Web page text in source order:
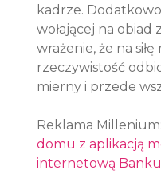
kadrze.
wołającej na obiad
wrażenie, że na
rzeczywistość
mierny i przede
Reklama Millenium:
domu z aplikacją
internetową